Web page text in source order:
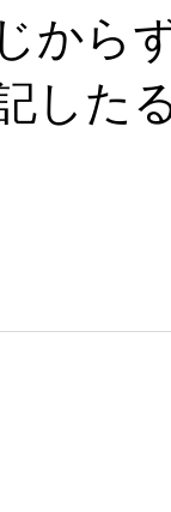
から
した